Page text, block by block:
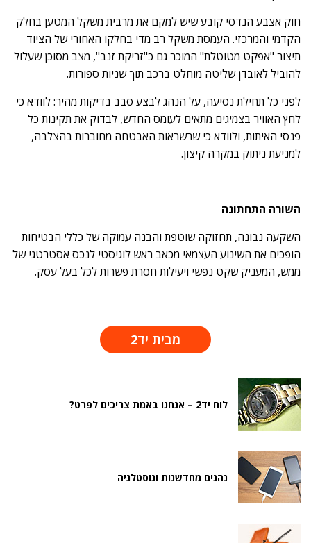
חוק אצבע הנדסי קובע שיש למקם את מרבית משקל המטען בחלק
הקדמי והמרכזי. העמסת משקל רב מדי בחלקו האחורי של הציוד
תיצור "אפקט מטוטלת" המוכר גם כ"זריקת זנב", מצב מסוכן שעלול
להוביל לאובדן שליטה מוחלט ברכב תוך שניות ספורות.
לפני כל תחילת נסיעה, על הנהג לבצע סבב בדיקות מהיר: לוודא כי
לחץ האוויר בצמיגים מתאים לעומס החדש, לבדוק את תקינות כל
פנסי האיתות, ולוודא כי שרשראות האבטחה מחוברות בהצלבה,
למניעת ניתוק במקרה קיצון.
השורה התחתונה
השקעה נבונה, תחזוקה שוטפת והבנה עמוקה של כללי הבטיחות
הופכים את השינוע העצמאי מכאב ראש לוגיסטי לנכס אסטרטגי של
ממש, המעניק שקט נפשי ויעילות חסרת פשרות לכל בעל עסק.
מבית יד2
לוח יד2 – אנחנו באמת צריכים לפרט?
נהנים מחדשנות ונוסטלגיה